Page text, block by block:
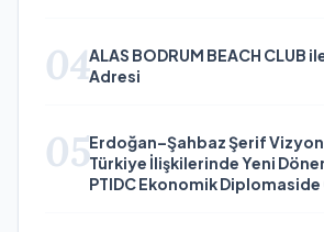
04ALAS BODRUM BEACH CLUB
Adresi
05Erdoğan–Şahbaz Şerif
Türkiye İlişkilerinde Yeni
PTIDC Ekonomik Diplomaside